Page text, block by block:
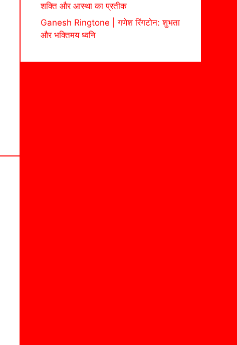
शक्ति और आस्था का प्रतीक
Ganesh Ringtone | गणेश रिंगटोन: शुभता
और भक्तिमय ध्वनि